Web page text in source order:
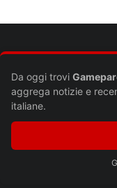
Da oggi trovi
aggrega notizie e
italiane.